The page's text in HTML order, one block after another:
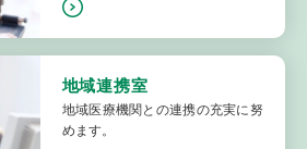
地域連携室
地域医療機関との連携の充実に努
めます。